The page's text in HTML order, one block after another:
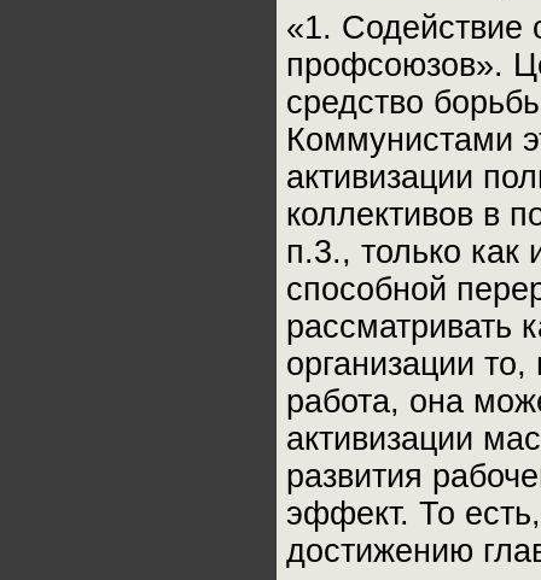
«1. Содействие
профсоюзов».
средство
Коммунистами
активизации
коллективов в
п.3., только как
способной
рассматривать
организации
работа, она
активизации
развития
эффект. То
достижению